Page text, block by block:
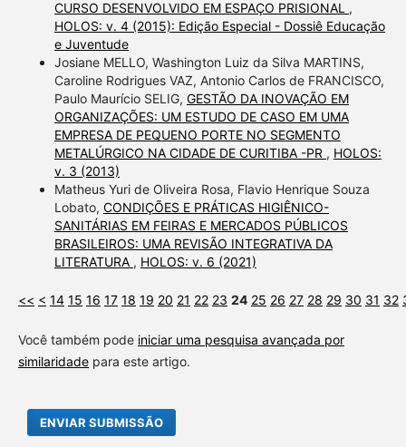
CURSO DESENVOLVIDO EM ESPAÇO PRISIONAL ,
HOLOS: v. 4 (2015): Edição Especial - Dossiê Educação
e Juventude
Josiane MELLO, Washington Luiz da Silva MARTINS,
Caroline Rodrigues VAZ, Antonio Carlos de FRANCISCO,
Paulo Maurício SELIG, GESTÃO DA INOVAÇÃO EM
ORGANIZAÇÕES: UM ESTUDO DE CASO EM UMA
EMPRESA DE PEQUENO PORTE NO SEGMENTO
METALÚRGICO NA CIDADE DE CURITIBA -PR , HOLOS:
v. 3 (2013)
Matheus Yuri de Oliveira Rosa, Flavio Henrique Souza
Lobato, CONDIÇÕES E PRÁTICAS HIGIÊNICO-
SANITÁRIAS EM FEIRAS E MERCADOS PÚBLICOS
BRASILEIROS: UMA REVISÃO INTEGRATIVA DA
LITERATURA , HOLOS: v. 6 (2021)
<< < 14 15 16 17 18 19 20 21 22 23 24 25 26 27 28 29 30 31 32
Você também pode iniciar uma pesquisa avançada por
similaridadepara este artigo.
ENVIAR SUBMISSÃO